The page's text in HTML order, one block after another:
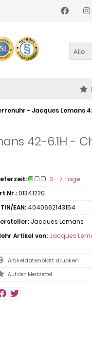
Alle
- Jacques Lemans
42-6.1H -
3 - 7 Tage
01341220
EAN: 4040662143154
Jacques Lemans
Artikel von: Jacques
Artikeldatenblatt drucken